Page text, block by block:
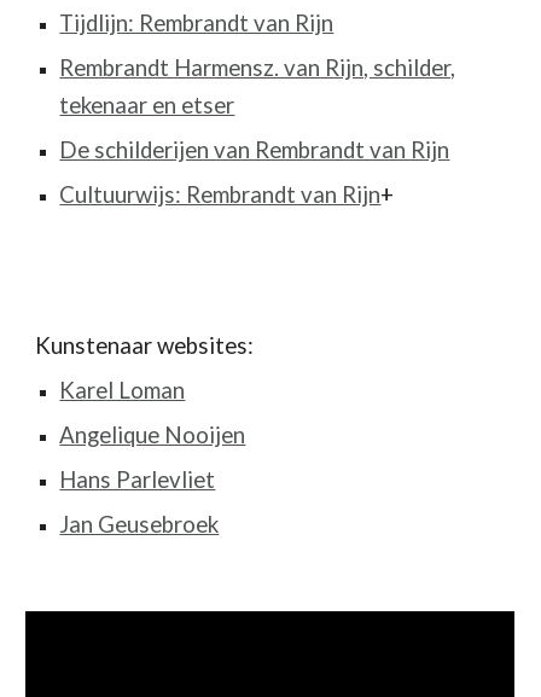
Tijdlijn: Rembrandt van Rijn
Rembrandt Harmensz. van Rijn, schilder,
tekenaar en etser
De schilderijen van Rembrandt van Rijn
Cultuurwijs: Rembrandt van Rijn+
Kunstenaar websites:
Karel Loman
Angelique Nooijen
Hans Parlevliet
Jan Geusebroek